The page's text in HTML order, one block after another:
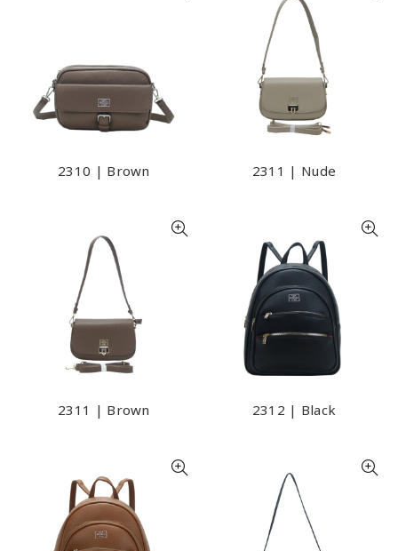
2310 | Brown 2311 | Nude
2311 | Brown 2312 | Black